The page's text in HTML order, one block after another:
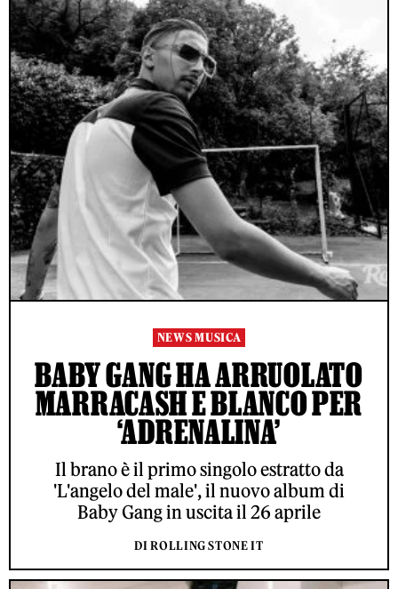
NEWS MUSICA
BABY GANG HA ARRUOLATO
MARRACASH E BLANCO PER
‘ADRENALINA’
Il brano è il primo singolo estratto da
'L'angelo del male', il nuovo album di
Baby Gang in uscita il 26 aprile
DI ROLLING STONE IT